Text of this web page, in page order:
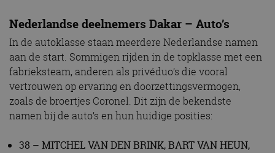
Nederlandse deelnemers Dakar – Auto’s
In de autoklasse staan meerdere Nederlandse namen
aan de start. Sommigen rijden in de topklasse met een
fabrieksteam, anderen als privéduo’s die vooral
vertrouwen op ervaring en doorzettingsvermogen,
zoals de broertjes Coronel. Dit zijn de bekendste
namen bij de auto’s en hun huidige posities:
38 – MITCHEL VAN DEN BRINK, BART VAN HEUN,